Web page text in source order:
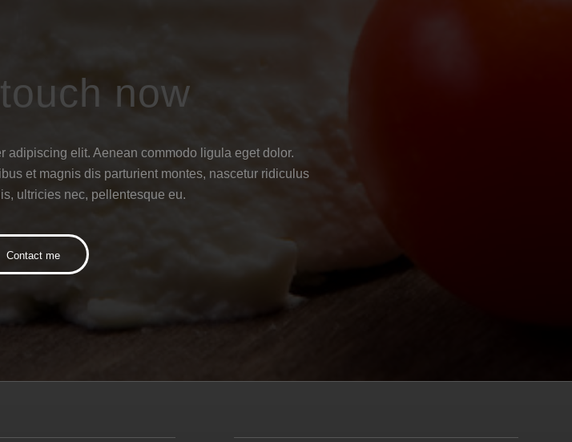
now
adipiscing elit. Aenean commodo ligula eget dolor.
et magnis dis parturient montes, nascetur ridiculus
ultricies nec, pellentesque eu.
Contact me